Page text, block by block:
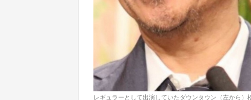
レギュラーとして出演していたダウンタウン（左から